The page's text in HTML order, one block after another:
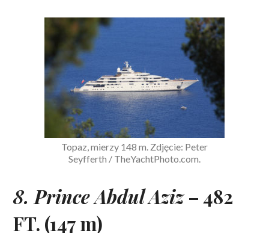
Topaz, mierzy 148 m. Zdjęcie: Peter
Seyfferth / TheYachtPhoto.com.
8. Prince Abdul Aziz– 482
FT. (147 m)